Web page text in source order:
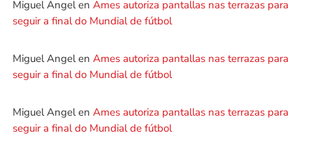
Miguel Angelen Ames autoriza pantallas nas terrazas para
seguir a final do Mundial de fútbol
Miguel Angelen Ames autoriza pantallas nas terrazas para
seguir a final do Mundial de fútbol
Miguel Angelen Ames autoriza pantallas nas terrazas para
seguir a final do Mundial de fútbol